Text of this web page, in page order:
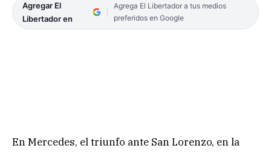
Agregar El
Libertador en
Agrega El Libertador a tus medios
preferidos en Google
En Mercedes, el triunfo ante San Lorenzo, en la